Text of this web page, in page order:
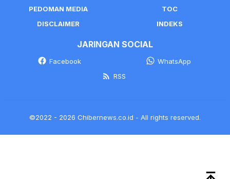
PEDOMAN MEDIA
TOC
DISCLAIMER
INDEKS
JARINGAN SOCIAL
Facebook
WhatsApp
RSS
©2022 - 2026 Chibernews.co.id - All rights reserved.